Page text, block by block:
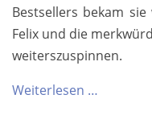
Bestsellers bekam
Felix und die
weiterszuspinnen.
Weiterlesen …